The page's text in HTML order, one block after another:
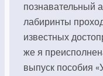
познавательный
лабиринты
известных
же я
выпуск пособия